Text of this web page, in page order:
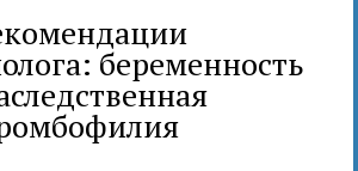
беременность